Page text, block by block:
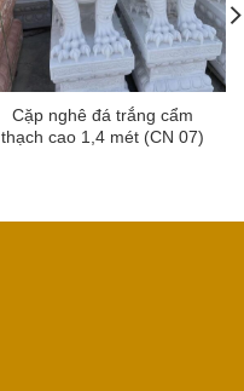
Cặp nghê đá trắng cẩm
thạch cao 1,4 mét (CN 07)